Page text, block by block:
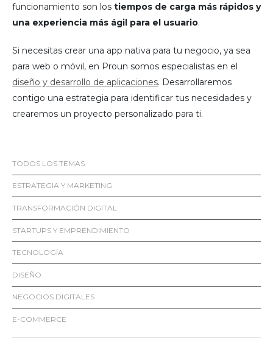
funcionamiento son los tiempos de carga más rápidos y
una experiencia más ágil para el usuario.
Si necesitas crear una app nativa para tu negocio, ya sea
para web o móvil, en Proun somos especialistas en el
diseño y desarrollo de aplicaciones. Desarrollaremos
contigo una estrategia para identificar tus necesidades y
crearemos un proyecto personalizado para ti.
TODOS LOS TEMAS
ESTRATEGIA Y MARKETING
TRANSFORMACIÓN DIGITAL
STARTUPS Y EMPRENDIMIENTO
TECNOLOGÍA
DISEÑO
NEGOCIOS DIGITALES
E-COMMERCE